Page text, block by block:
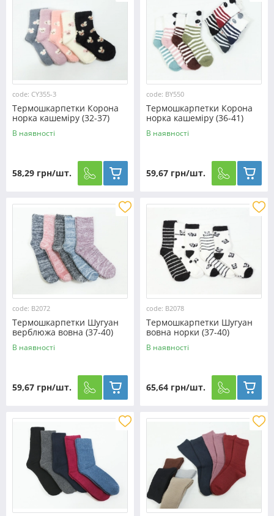
code: CY355-3
Термошкарпетки Корона
норка кашеміру (32-37)
№CY355-3
В наявності
58,29 грн/шт.
code: BY550
Термошкарпетки Корона
норка кашеміру (36-41)
№BY550
В наявності
59,67 грн/шт.
code: B2072
Термошкарпетки Шугуан
верблюжа вовна (37-40)
№B2072
В наявності
59,67 грн/шт.
code: B2078
Термошкарпетки Шугуан
вовна норки (37-40)
№B2078
В наявності
65,64 грн/шт.